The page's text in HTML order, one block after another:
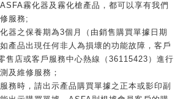
霧化器及霧化槍產品，都可以享有我們
服務;
器之保養期為3個月（由銷售購買單據日期
產品出現任何非人為損壞的功能故障，客戶
售店或客戶服務中心熱線（36115423）進行
及維修服務；
務時，請出示產品購買單據之正本或影印副